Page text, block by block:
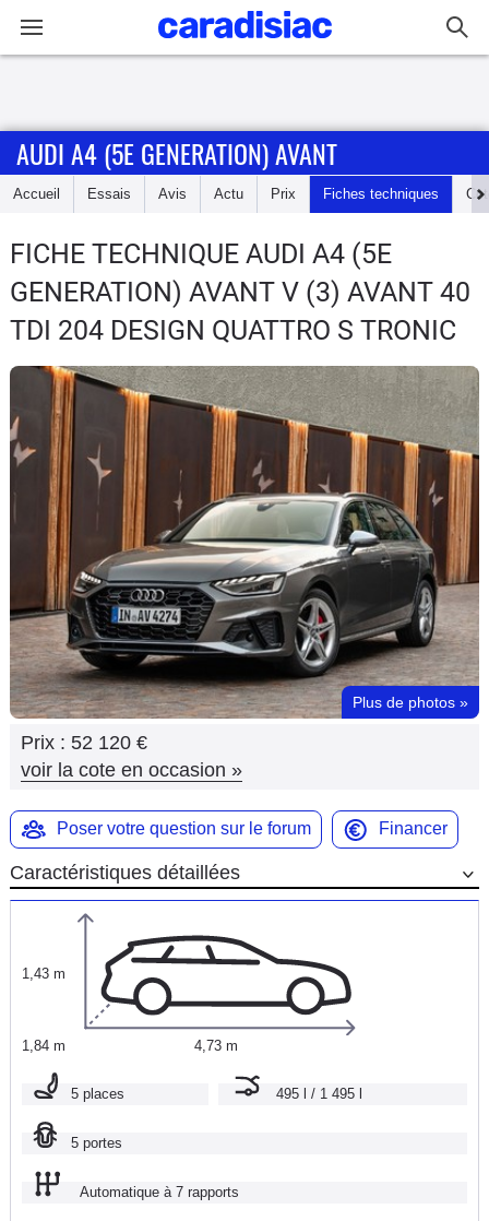
Accueil
Essais
Guide
d'achat
Electriques
Utilitaires
Flottes
Auto
Services
Forum
Moto
Marques
AUDI A4 (5E GENERATION) AVANT
Accueil Essais Avis Actu Prix Fiches techniques
FICHE TECHNIQUE AUDI A4 (5E
GENERATION) AVANT V (3) AVANT 40
TDI 204 DESIGN QUATTRO S TRONIC
Plus de photos »
Prix : 52 120 €
voir la cote en occasion »
Poser votre question sur le forum Financer
Caractéristiques détaillées
1,43 m
1,84 m 4,73 m
5 places 495 l / 1 495 l
5 portes
Automatique à 7 rapports